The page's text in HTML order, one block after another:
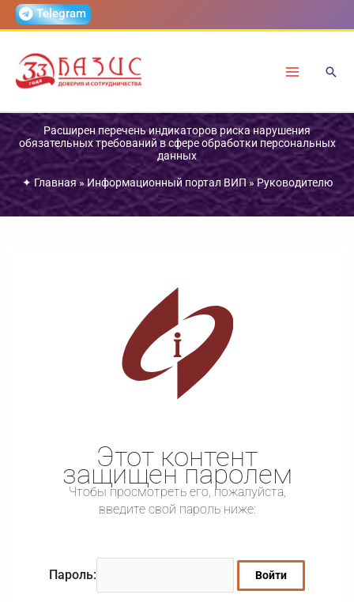
ПерейтиTelegram
Расширен перечень индикаторов риска нарушения
обязательных требований в сфере обработки персональных
данных
✦ Главная»Информационный портал ВИП »Руководителю
Этот контент
защищен паролем
Чтобы просмотреть его, пожалуйста,
введите свой пароль ниже:
Пароль: